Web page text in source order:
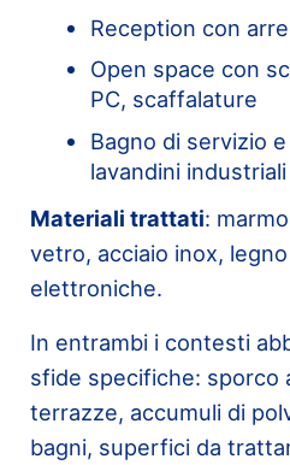
Reception con
Open space con
PC, scaffalature
Bagno di servizio
lavandini industriali
Materiali trattati:
vetro, acciaio inox,
elettroniche.
In entrambi i contesti
sfide specifiche: sporco
terrazze, accumuli di
bagni, superfici da